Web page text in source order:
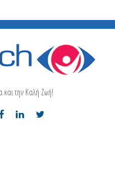
και την Καλή Ζωή!